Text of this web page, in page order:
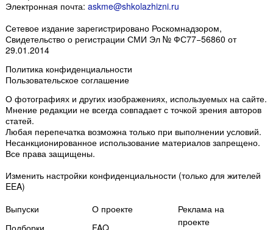
Электронная почта: askme@shkolazhizni.ru
Сетевое издание зарегистрировано Роскомнадзором,
Свидетельство о регистрации СМИ Эл № ФС77−56860 от
29.01.2014
Политика конфиденциальности
Пользовательское соглашение
О фотографиях и других изображениях, используемых на сайте.
Мнение редакции не всегда совпадает с точкой зрения авторов
статей.
Любая перепечатка возможна только при выполнении условий.
Несанкционированное использование материалов запрещено.
Все права защищены.
Изменить настройки конфиденциальности (только для жителей
EEA)
Выпуски
О проекте
Реклама на
проекте